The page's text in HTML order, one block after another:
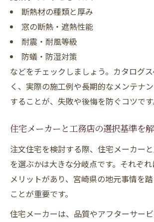
断熱材の種類と厚み
窓の断熱・遮熱性能
耐震・耐風等級
防蟻・防湿対策
などをチェックしましょう。カタログ
く、実際の施工例や長期的なメンテナ
することが、失敗や後悔を防ぐコツです
住宅メーカーと工務店の選択基準を
注文住宅を検討する際、住宅メーカー
を選ぶかは大きな分岐点です。それぞ
メリットがあり、宮崎県の地元事情を
ことが重要です。
住宅メーカーは、品質やアフターサー